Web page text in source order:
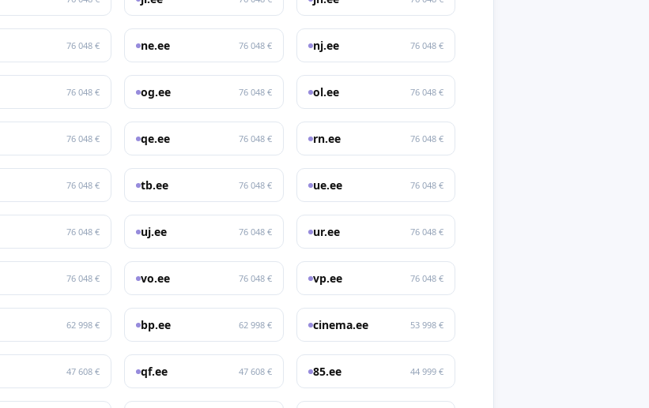
76 048 € ne.ee 76 048 € nj.ee 76 048 €
76 048 € og.ee 76 048 € ol.ee 76 048 €
76 048 € qe.ee 76 048 € rn.ee 76 048 €
76 048 € tb.ee 76 048 € ue.ee 76 048 €
76 048 € uj.ee 76 048 € ur.ee 76 048 €
76 048 € vo.ee 76 048 € vp.ee 76 048 €
62 998 € bp.ee 62 998 € cinema.ee 53 998 €
47 608 € qf.ee 47 608 € 85.ee 44 999 €